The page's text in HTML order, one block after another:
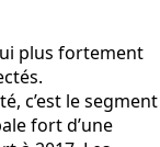
plus fortement
c’est le segment
fort d’une